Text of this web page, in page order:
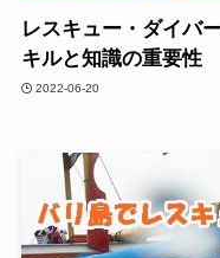
レスキュー・ダイバ
キルと知識の重要性
2022-06-20